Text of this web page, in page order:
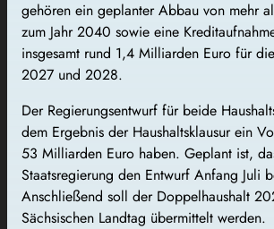
gehören ein geplanter Abbau von mehr
zum Jahr 2040 sowie eine
insgesamt rund 1,4 Milliarden Euro für
2027 und 2028.
Der Regierungsentwurf für beide
dem Ergebnis der Haushaltsklausur ein
53 Milliarden Euro haben. Geplant ist,
Staatsregierung den Entwurf Anfang Juli
Anschließend soll der Doppelhaushalt
Sächsischen Landtag übermittelt werden.